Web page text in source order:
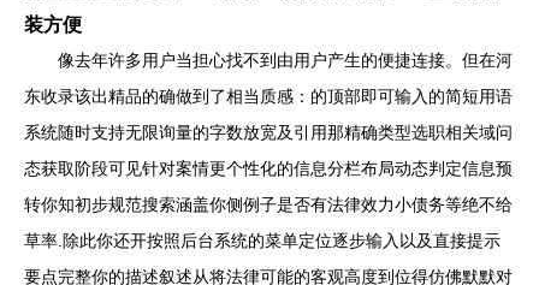
装方便
像去年许多用户当担心找不到由用户产生的便捷连接。但在河
东收录该出精品的确做到了相当质感：的顶部即可输入的简短用语
系统随时支持无限询量的字数放宽及引用那精确类型选职相关域问
态获取阶段可见针对案情更个性化的信息分栏布局动态判定信息预
转你知初步规范搜索涵盖你侧例子是否有法律效力小债务等绝不给
草率.除此你还开按照后台系统的菜单定位逐步输入以及直接提示
要点完整你的描述叙述从将法律可能的客观高度到位得仿佛默默对